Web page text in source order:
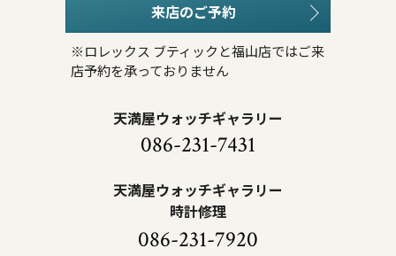
来店のご予約
※ロレックス ブティックと福山店ではご来
店予約を承っておりません
天満屋ウォッチギャラリー
086-231-7431
天満屋ウォッチギャラリー
時計修理
086-231-7920